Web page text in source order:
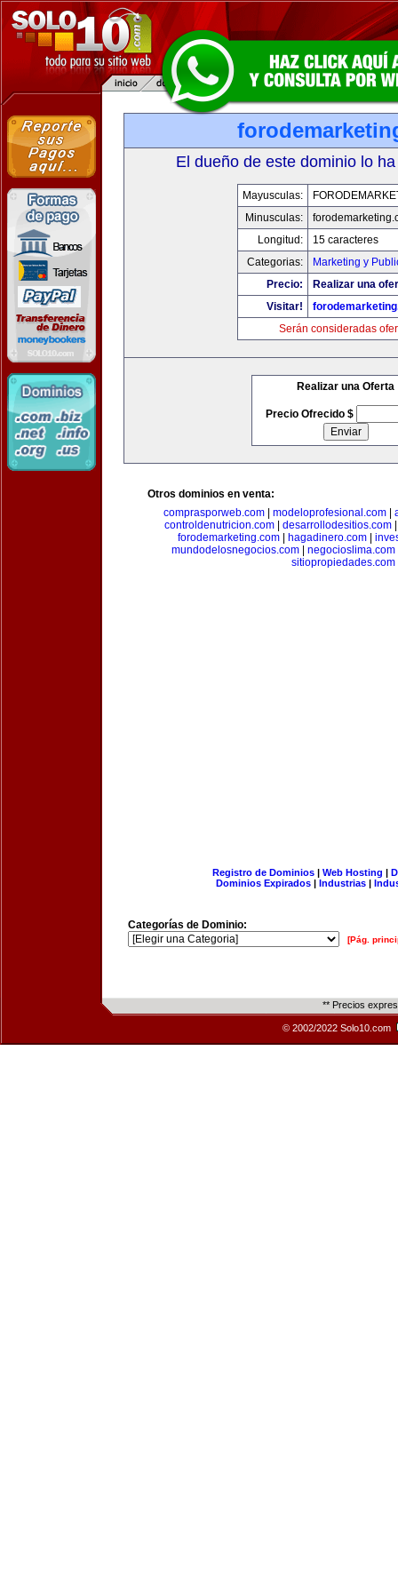
El dueño de este dominio lo
Mayusculas:
Minusculas:
Longitud:
15 caracteres
Categorias:
Marketing y
Precio:
Realizar una
Visitar!
Serán consideradas
Realizar una Oferta
Precio Ofrecido $
Otros dominios en venta:
comprasporweb.com| modeloprofesional.com|
controldenutricion.com
desarrollodesitios.com
forodemarketing.com| hagadinero.com|
mundodelosnegocios.com| negocioslima.com
sitiopropiedades.com
Registro de Dominios| Web Hosting |
Dominios Expirados | Industrias |
Categorías de Dominio:
[Pág.
** Precios
© 2002/2022 Solo10.com